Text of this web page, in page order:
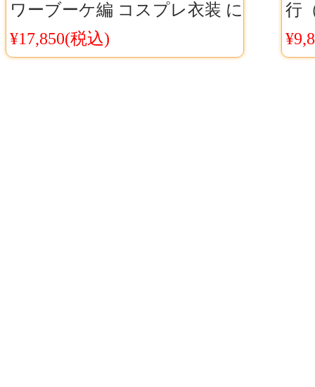
ワーブーケ編 コスプレ衣装 に
こ どんな花でも コス服
¥17,850(税込)
行
レ